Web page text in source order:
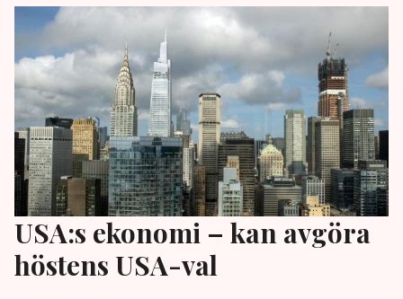
USA:s ekonomi – kan avgöra
höstens USA-val